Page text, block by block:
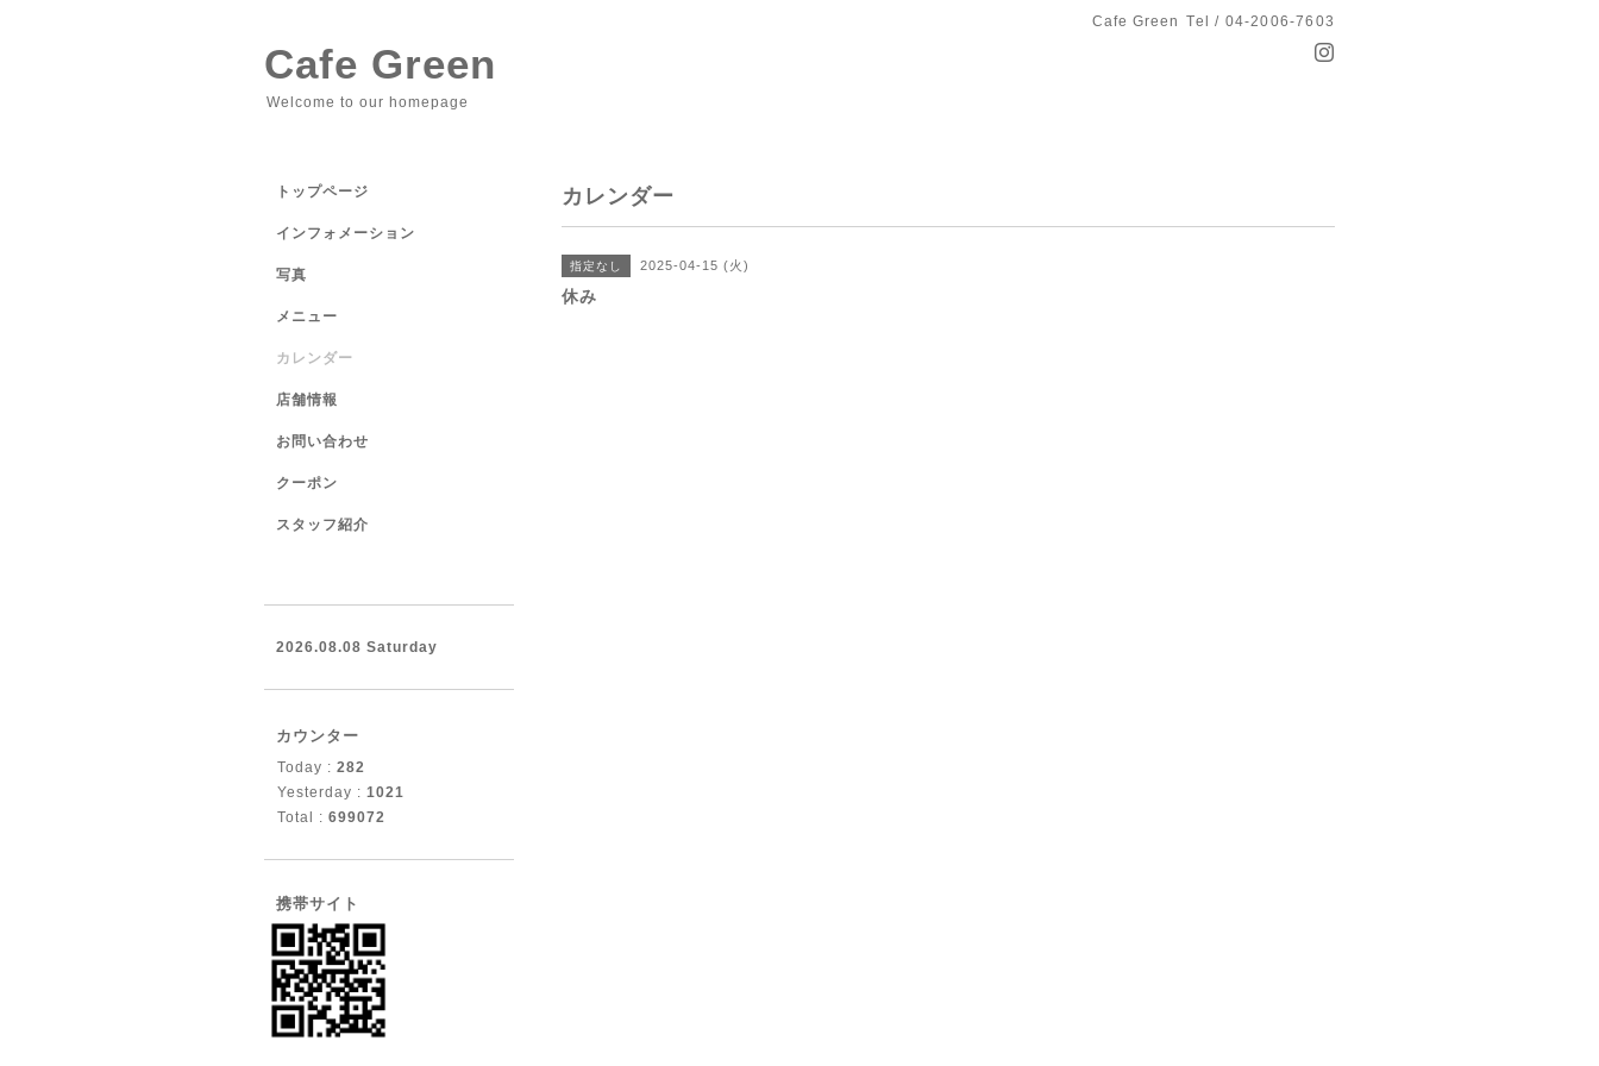
Cafe Green Tel / 04-2006-7603
Cafe Green
Welcome to our homepage
カレンダー
指定なし 2025-04-15 (火)
休み
トップページ
インフォメーション
写真
メニュー
カレンダー
店舗情報
お問い合わせ
クーポン
スタッフ紹介
2026.08.08 Saturday
カウンター
Today : 282
Yesterday : 1021
Total : 699072
携帯サイト